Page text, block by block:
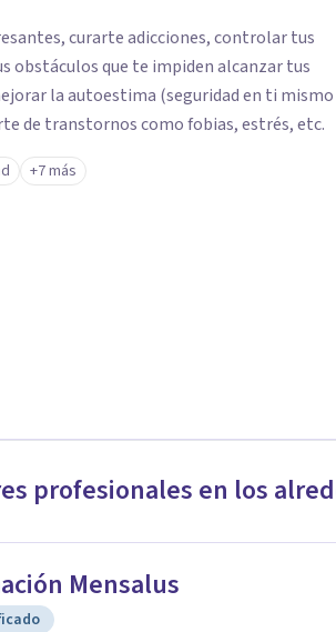
curarte adicciones, controlar tus
obstáculos que te impiden alcanzar tus
la autoestima (seguridad en ti mismo
de transtornos como fobias, estrés, etc.
+7 más
profesionales en los
Mensalus